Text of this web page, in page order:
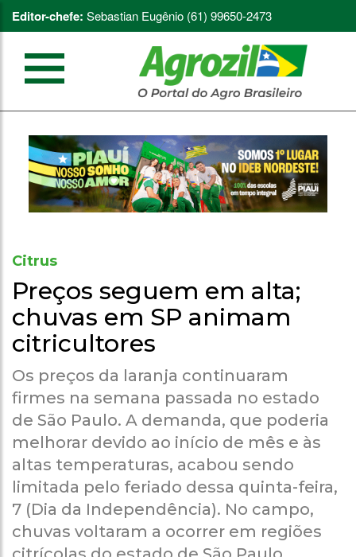
Editor-chefe: Sebastian Eugênio (61) 99650-2473
Citrus
Preços seguem em alta;
chuvas em SP animam
citricultores
Os preços da laranja continuaram
firmes na semana passada no estado
de São Paulo. A demanda, que poderia
melhorar devido ao início de mês e às
altas temperaturas, acabou sendo
limitada pelo feriado dessa quinta-feira,
7 (Dia da Independência). No campo,
chuvas voltaram a ocorrer em regiões